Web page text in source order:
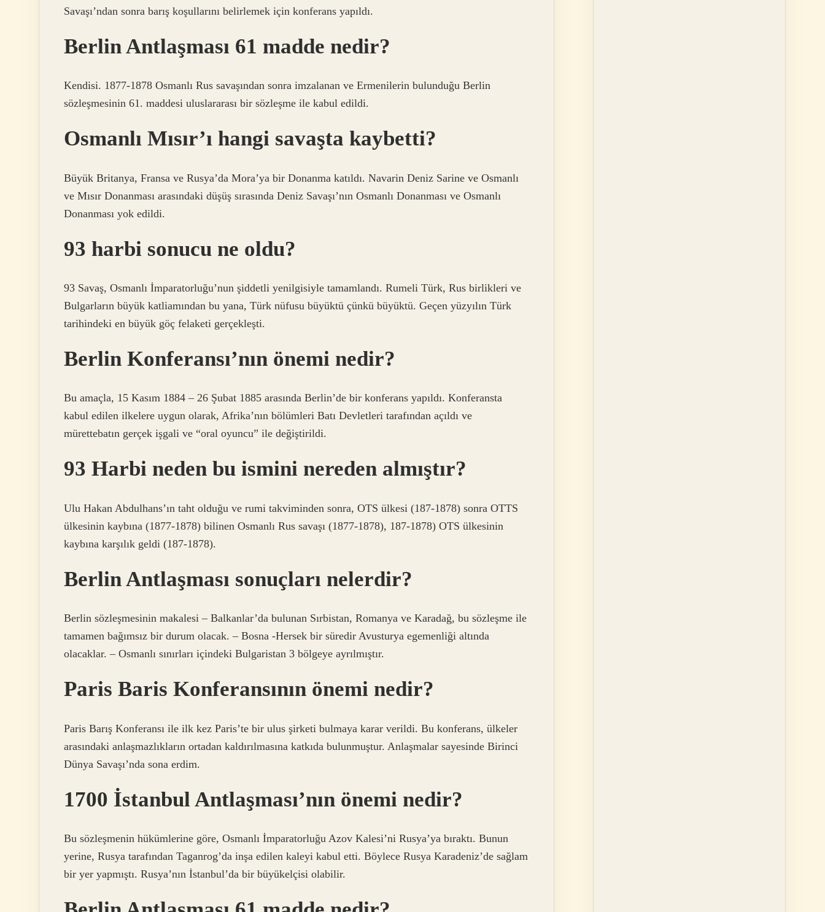
Savaşı’ndan sonra barış koşullarını belirlemek için konferans yapıldı.
Berlin Antlaşması 61 madde nedir?
Kendisi. 1877-1878 Osmanlı Rus savaşından sonra imzalanan ve Ermenilerin bulunduğu Berlin
sözleşmesinin 61. maddesi uluslararası bir sözleşme ile kabul edildi.
Osmanlı Mısır’ı hangi savaşta kaybetti?
Büyük Britanya, Fransa ve Rusya’da Mora’ya bir Donanma katıldı. Navarin Deniz Sarine ve Osmanlı
ve Mısır Donanması arasındaki düşüş sırasında Deniz Savaşı’nın Osmanlı Donanması ve Osmanlı
Donanması yok edildi.
93 harbi sonucu ne oldu?
93 Savaş, Osmanlı İmparatorluğu’nun şiddetli yenilgisiyle tamamlandı. Rumeli Türk, Rus birlikleri ve
Bulgarların büyük katliamından bu yana, Türk nüfusu büyüktü çünkü büyüktü. Geçen yüzyılın Türk
tarihindeki en büyük göç felaketi gerçekleşti.
Berlin Konferansı’nın önemi nedir?
Bu amaçla, 15 Kasım 1884 – 26 Şubat 1885 arasında Berlin’de bir konferans yapıldı. Konferansta
kabul edilen ilkelere uygun olarak, Afrika’nın bölümleri Batı Devletleri tarafından açıldı ve
mürettebatın gerçek işgali ve “oral oyuncu” ile değiştirildi.
93 Harbi neden bu ismini nereden almıştır?
Ulu Hakan Abdulhans’ın taht olduğu ve rumi takviminden sonra, OTS ülkesi (187-1878) sonra OTTS
ülkesinin kaybına (1877-1878) bilinen Osmanlı Rus savaşı (1877-1878), 187-1878) OTS ülkesinin
kaybına karşılık geldi (187-1878).
Berlin Antlaşması sonuçları nelerdir?
Berlin sözleşmesinin makalesi – Balkanlar’da bulunan Sırbistan, Romanya ve Karadağ, bu sözleşme ile
tamamen bağımsız bir durum olacak. – Bosna -Hersek bir süredir Avusturya egemenliği altında
olacaklar. – Osmanlı sınırları içindeki Bulgaristan 3 bölgeye ayrılmıştır.
Paris Baris Konferansının önemi nedir?
Paris Barış Konferansı ile ilk kez Paris’te bir ulus şirketi bulmaya karar verildi. Bu konferans, ülkeler
arasındaki anlaşmazlıkların ortadan kaldırılmasına katkıda bulunmuştur. Anlaşmalar sayesinde Birinci
Dünya Savaşı’nda sona erdim.
1700 İstanbul Antlaşması’nın önemi nedir?
Bu sözleşmenin hükümlerine göre, Osmanlı İmparatorluğu Azov Kalesi’ni Rusya’ya bıraktı. Bunun
yerine, Rusya tarafından Taganrog’da inşa edilen kaleyi kabul etti. Böylece Rusya Karadeniz’de sağlam
bir yer yapmıştı. Rusya’nın İstanbul’da bir büyükelçisi olabilir.